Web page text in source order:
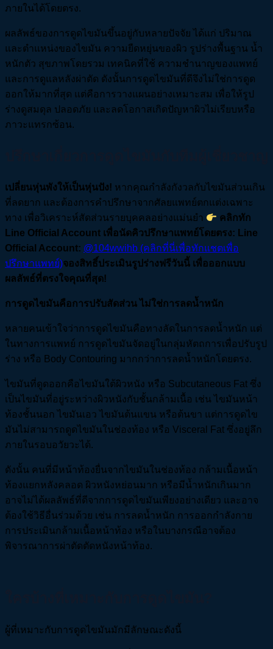
ภายในได้โดยตรง.
ผลลัพธ์ของการดูดไขมันขึ้นอยู่กับหลายปัจจัย ได้แก่ ปริมาณ
และตำแหน่งของไขมัน ความยืดหยุ่นของผิว รูปร่างพื้นฐาน น้ำ
หนักตัว สุขภาพโดยรวม เทคนิคที่ใช้ ความชำนาญของแพทย์
และการดูแลหลังผ่าตัด ดังนั้นการดูดไขมันที่ดีจึงไม่ใช่การดูด
ออกให้มากที่สุด แต่คือการวางแผนอย่างเหมาะสม เพื่อให้รูป
ร่างดูสมดุล ปลอดภัย และลดโอกาสเกิดปัญหาผิวไม่เรียบหรือ
ภาวะแทรกซ้อน.
เปลี่ยนหุ่นพังให้เป็นหุ่นปัง! หากคุณกำลังกังวลกับไขมันส่วนเกิน
ที่ลดยาก และต้องการคำปรึกษาจากศัลยแพทย์ตกแต่งเฉพาะ
ทาง เพื่อวิเคราะห์สัดส่วนรายบุคคลอย่างแม่นยำ
คลิกทัก
Line Official Account เพื่อนัดคิวปรึกษาแพทย์โดยตรง: Line
Official Account: @104wwihb (คลิกที่นี่เพื่อทักแชตเพื่อ
ปรึกษาแพทย์)จองสิทธิ์ประเมินรูปร่างฟรีวันนี้ เพื่อออกแบบ
ผลลัพธ์ที่ตรงใจคุณที่สุด!
การดูดไขมันคือการปรับสัดส่วน ไม่ใช่การลดน้ำหนัก
หลายคนเข้าใจว่าการดูดไขมันคือทางลัดในการลดน้ำหนัก แต่
ในทางการแพทย์ การดูดไขมันจัดอยู่ในกลุ่มหัตถการเพื่อปรับรูป
ร่าง หรือ Body Contouring มากกว่าการลดน้ำหนักโดยตรง.
ไขมันที่ดูดออกคือไขมันใต้ผิวหนัง หรือ Subcutaneous Fat ซึ่ง
เป็นไขมันที่อยู่ระหว่างผิวหนังกับชั้นกล้ามเนื้อ เช่น ไขมันหน้า
ท้องชั้นนอก ไขมันเอว ไขมันต้นแขน หรือต้นขา แต่การดูดไข
มันไม่สามารถดูดไขมันในช่องท้อง หรือ Visceral Fat ซึ่งอยู่ลึก
ภายในรอบอวัยวะได้.
ดังนั้น คนที่มีหน้าท้องยื่นจากไขมันในช่องท้อง กล้ามเนื้อหน้า
ท้องแยกหลังคลอด ผิวหนังหย่อนมาก หรือมีน้ำหนักเกินมาก
อาจไม่ได้ผลลัพธ์ที่ดีจากการดูดไขมันเพียงอย่างเดียว และอาจ
ต้องใช้วิธีอื่นร่วมด้วย เช่น การลดน้ำหนัก การออกกำลังกาย
การประเมินกล้ามเนื้อหน้าท้อง หรือในบางกรณีอาจต้อง
พิจารณาการผ่าตัดตัดหนังหน้าท้อง.
ผู้ที่เหมาะกับการดูดไขมันมักมีลักษณะดังนี้